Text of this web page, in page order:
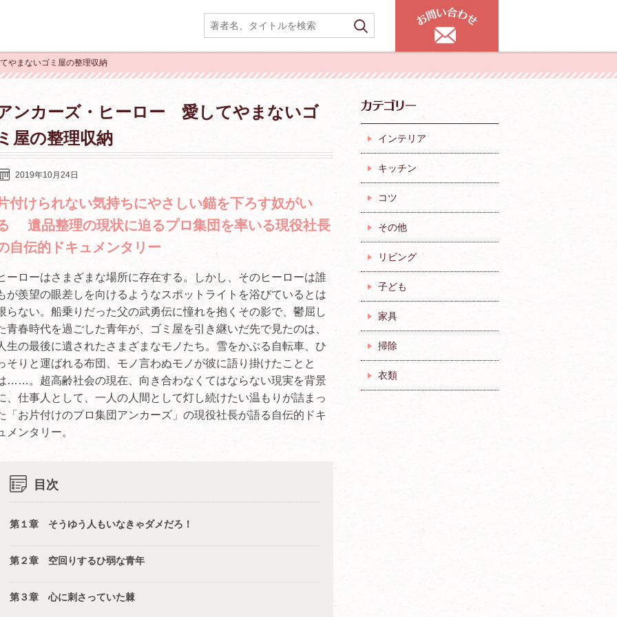
やまないゴミ屋の整理収納
ンカーズ・ヒーロー 愛してやまないゴ
屋の整理収納
2019年10月24日
付けられない気持ちにやさしい錨を下ろす奴がい
遺品整理の現状に迫るプロ集団を率いる現役社長
自伝的ドキュメンタリー
ーローはさまざまな場所に存在する。しかし、そのヒーローは誰
が羨望の眼差しを向けるようなスポットライトを浴びているとは
らない。船乗りだった父の武勇伝に憧れを抱くその影で、鬱屈し
青春時代を過ごした青年が、ゴミ屋を引き継いだ先で見たのは、
生の最後に遺されたさまざまなモノたち。雪をかぶる自転車、ひ
そりと運ばれる布団、モノ言わぬモノが彼に語り掛けたことと
……。超高齢社会の現在、向き合わなくてはならない現実を背景
、仕事人として、一人の人間として灯し続けたい温もりが詰まっ
「お片付けのプロ集団アンカーズ」の現役社長が語る自伝的ドキ
メンタリー。
目次
第１章 そうゆう人もいなきゃダメだろ！
第２章 空回りするひ弱な青年
第３章 心に刺さっていた棘
インテリア
キッチン
コツ
その他
リビング
子ども
家具
掃除
衣類